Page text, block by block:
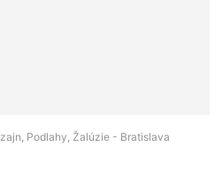
Podlahy, Žalúzie - Bratislava